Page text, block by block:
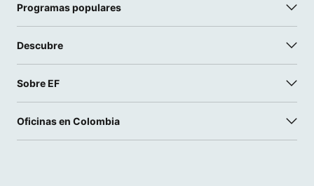
Programas populares
Descubre
Sobre EF
Oficinas en Colombia